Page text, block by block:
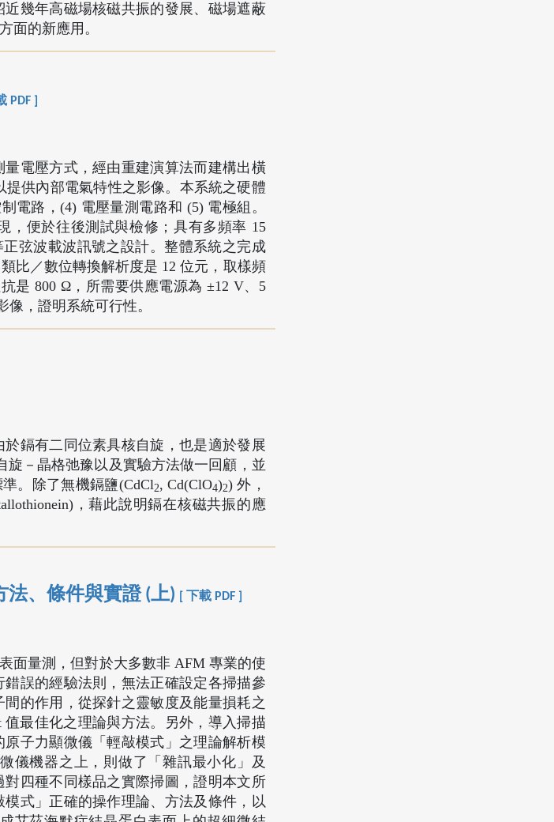
幾年高磁場核磁共振的發展、磁場遮蔽
面的新應用。
PDF ]
電壓方式，經由重建演算法而建構出橫
供內部電氣特性之影像。本系統之硬體
電路，(4) 電壓量測電路和 (5) 電極組。
，便於往後測試與檢修；具有多頻率 15
正弦波載波訊號之設計。整體系統之完成
比／數位轉換解析度是 12 位元，取樣頻
是 800 Ω，所需要供應電源為 ±12 V、5
，證明系統可行性。
鎘有二同位素具核自旋，也是適於發展
旋－晶格弛豫以及實驗方法做一回顧，並
。除了無機鎘鹽(CdCl2, Cd(ClO4)2) 外，
，藉此說明鎘在核磁共振的應
、條件與實證 (上) [ 下載 PDF ]
面量測，但對於大多數非 AFM 專業的使
誤的經驗法則，無法正確設定各掃描參
的作用，從探針之靈敏度及能量損耗之
最佳化之理論與方法。另外，導入掃描
子力顯微儀「輕敲模式」之理論解析模
儀機器之上，則做了「雜訊最小化」及
對四種不同樣品之實際掃圖，證明本文所
式」正確的操作理論、方法及條件，以